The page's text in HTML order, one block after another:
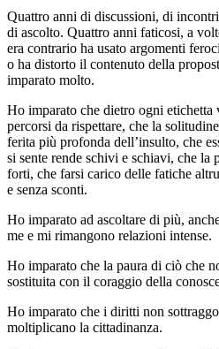
Quattro anni di discussioni, di
di ascolto. Quattro anni faticosi, a
era contrario ha usato argomenti
o ha distorto il contenuto della
imparato molto.
Ho imparato che dietro ogni etichetta
percorsi da rispettare, che la
ferita più profonda dell’insulto, che
si sente rende schivi e schiavi, che la
forti, che farsi carico delle fatiche
e senza sconti.
Ho imparato ad ascoltare di più,
me e mi rimangono relazioni intense.
Ho imparato che la paura di ciò che
sostituita con il coraggio della
Ho imparato che i diritti non
moltiplicano la cittadinanza.